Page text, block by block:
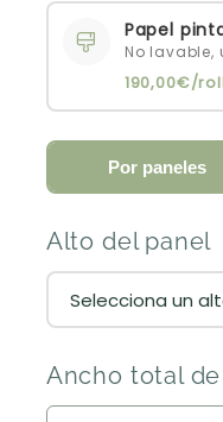
Papel
No lavable,
190,00€/
Por paneles
Alto del panel
Ancho total